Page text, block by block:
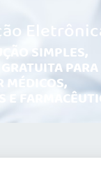
SIMPLES,
PARA
MÉDICOS,
E